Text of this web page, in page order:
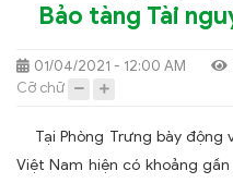
Bảo tàng Tài
01/04/2021 - 12:00 AM
Cỡ chữ
Tại Phòng Trưng bày động
Việt Nam hiện có khoảng